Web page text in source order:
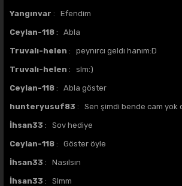
Yangınvar : Efendim
Ceylan-118 : Abla
Truvalı-helen : peynırcı geldı hanım:D
Truvalı-helen : slm:)
Ceylan-118 : Abla göster
hunteryusuf83 : Sen şimdi bende cam yok
İhsan33 : Sov hediye
Ceylan-118 : Göster öyle
İhsan33 : Nasılsın
İhsan33 : Slmm